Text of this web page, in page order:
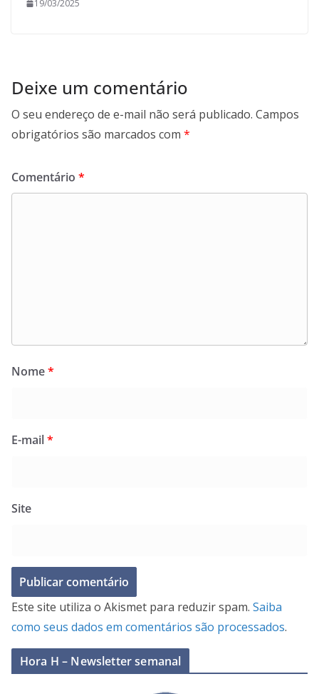
19/03/2025
Deixe um comentário
O seu endereço de e-mail não será publicado. Campos
obrigatórios são marcados com *
Comentário *
Nome*
E-mail*
Site
Este site utiliza o Akismet para reduzir spam. Saiba
como seus dados em comentários são processados.
Hora H – Newsletter semanal